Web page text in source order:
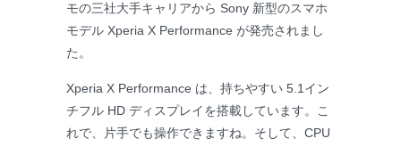
モの三社大手キャリアから Sony 新型のスマホ
モデル Xperia X Performance が発売されまし
た。
Xperia X Performance は、持ちやすい 5.1イン
チフル HD ディスプレイを搭載しています。こ
れで、片手でも操作できますね。そして、CPU